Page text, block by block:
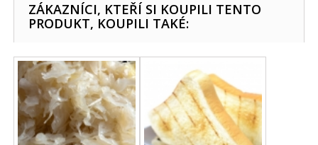
ZÁKAZNÍCI, KTEŘÍ SI KOUPILI TENTO
PRODUKT, KOUPILI TAKÉ: